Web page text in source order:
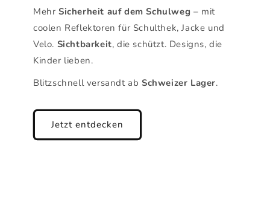
Mehr Sicherheit auf dem Schulweg – mit
coolen Reflektoren für Schulthek, Jacke und
Velo. Sichtbarkeit, die schützt. Designs, die
Kinder lieben.
Blitzschnell versandt ab Schweizer Lager.
Jetzt entdecken